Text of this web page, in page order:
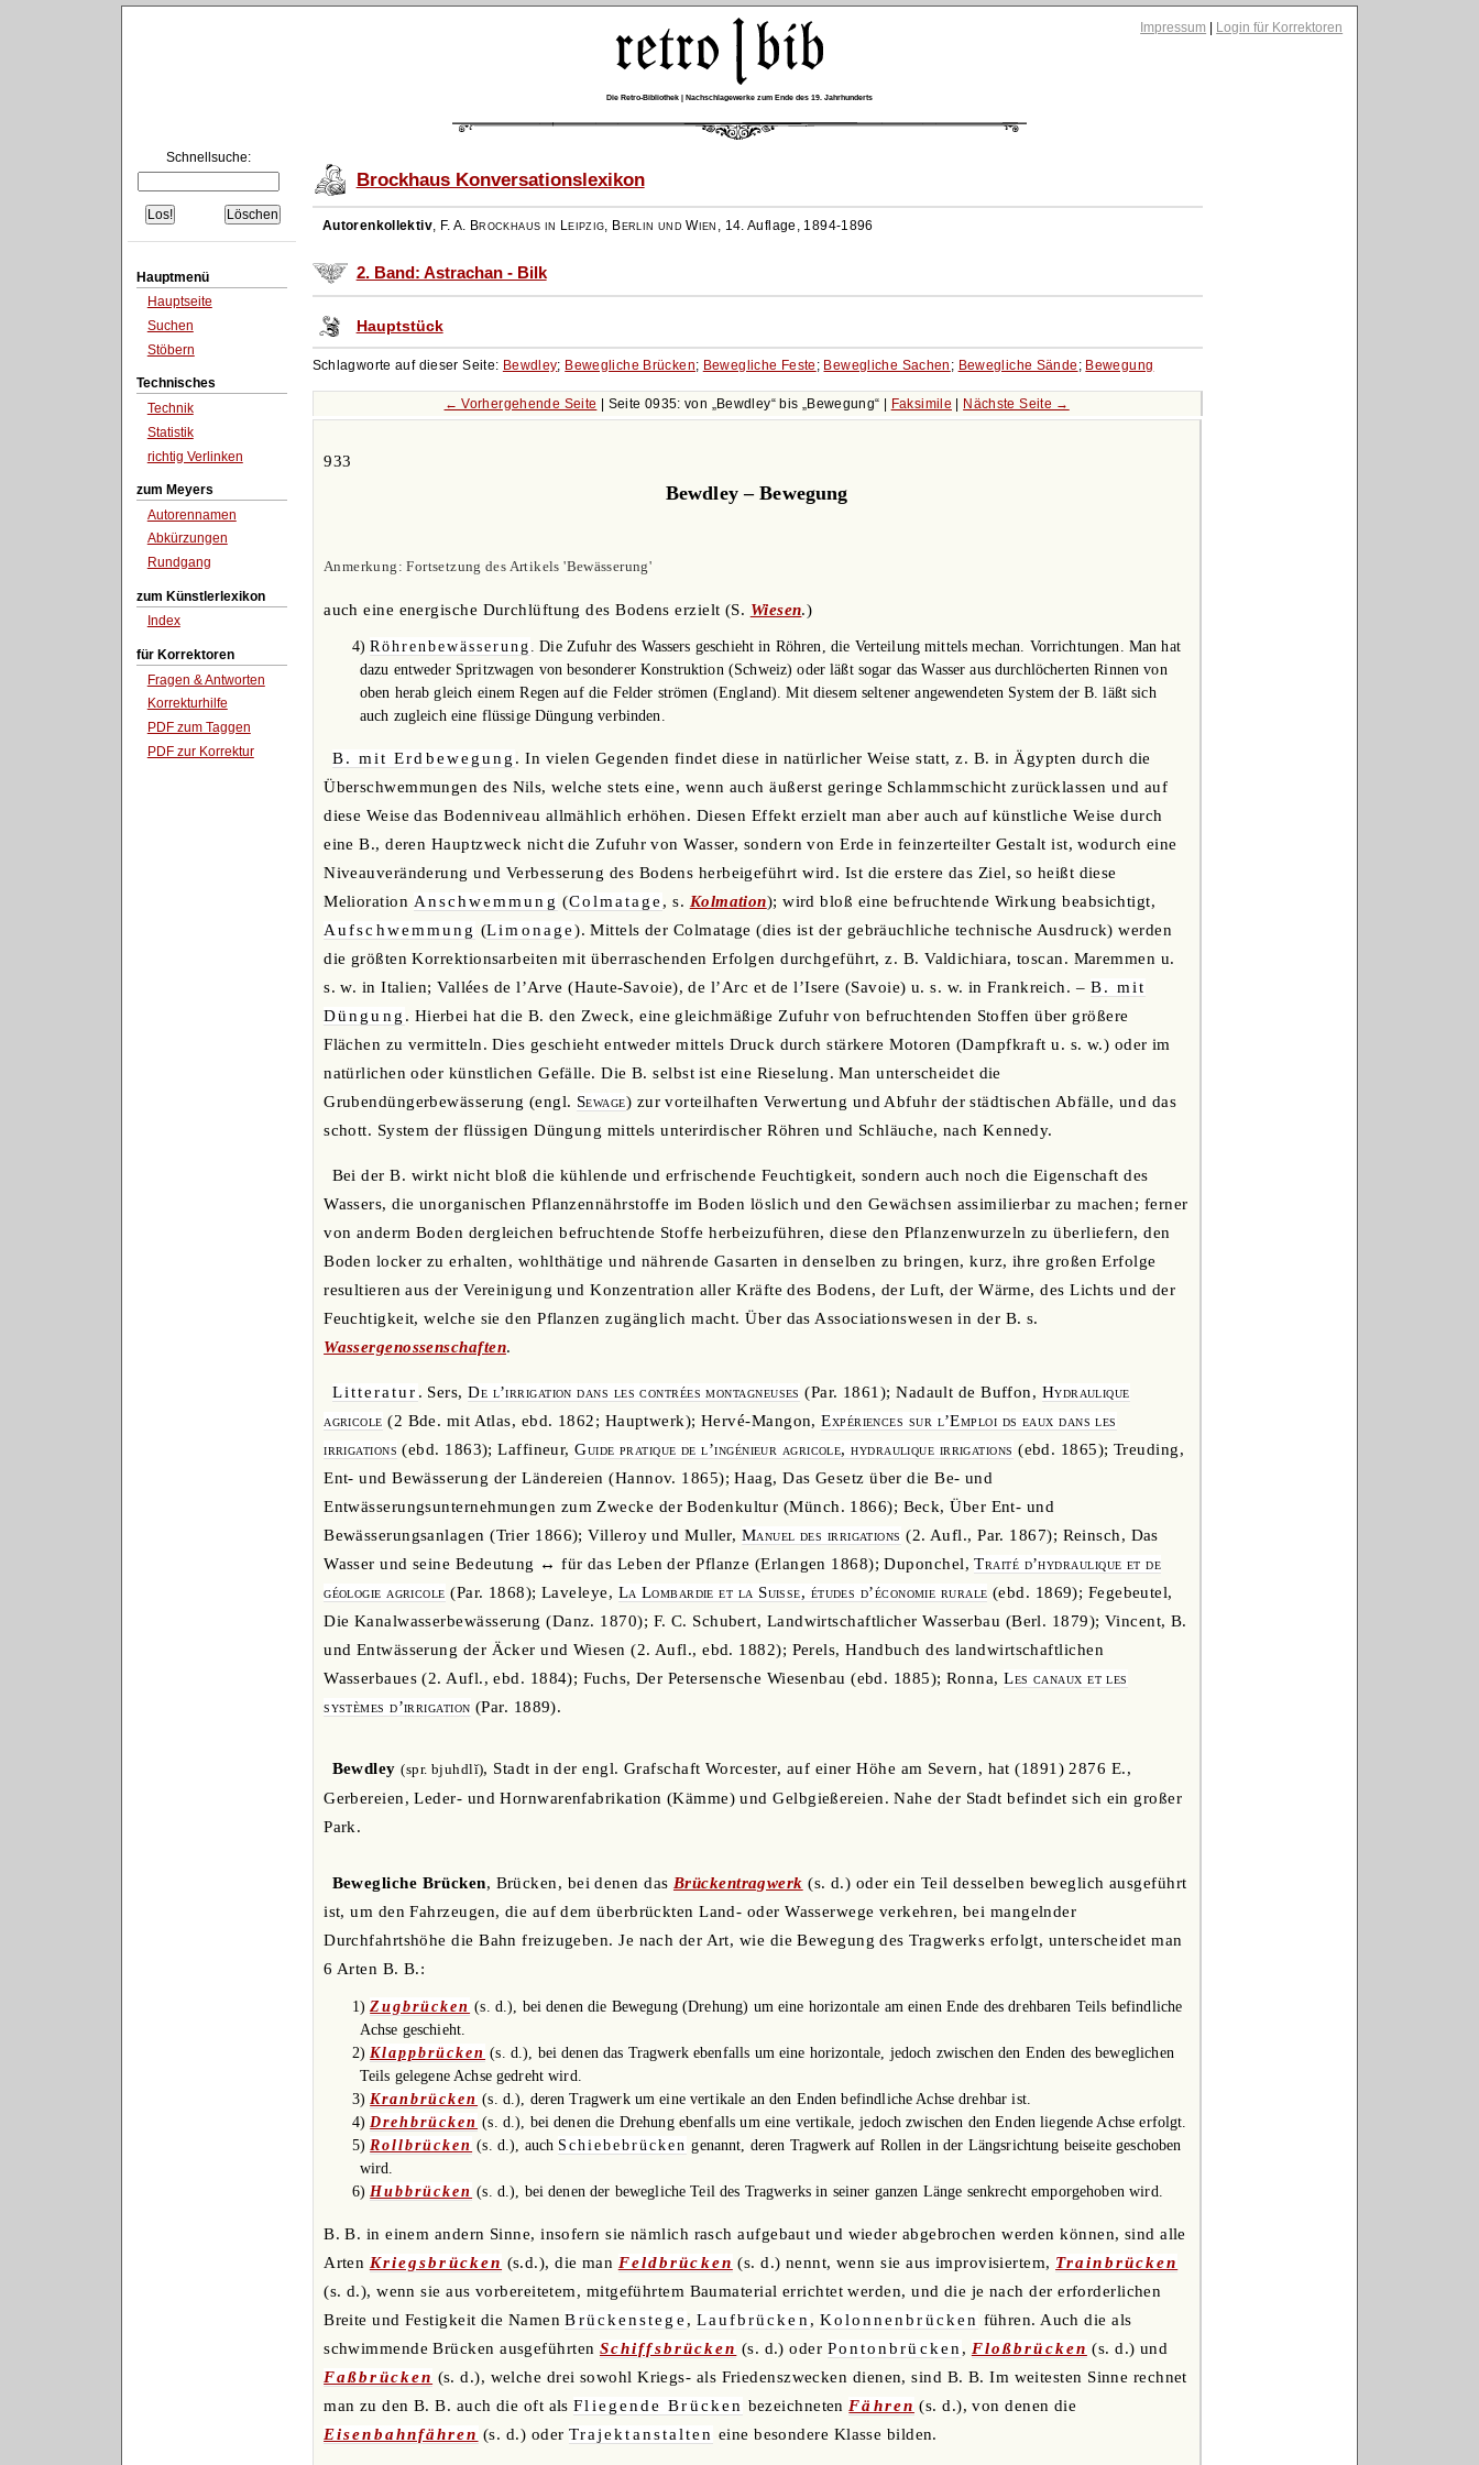
Impressum Login für Korrektoren
Die Retro-Bibliothek | Nachschlagewerke zum Ende des 19. Jahrhunderts
Schnellsuche:
Hauptmenü
Hauptseite
Suchen
Stöbern
Technisches
Technik
Statistik
richtig Verlinken
zum Meyers
Autorennamen
Abkürzungen
Rundgang
zum Künstlerlexikon
Index
für Korrektoren
Fragen & Antworten
Korrekturhilfe
PDF zum Taggen
PDF zur Korrektur
Brockhaus Konversationslexikon
Autorenkollektiv, F. A. Brockhaus in Leipzig, Berlin und Wien , 14. Auflage, 1894-1896
2. Band: Astrachan - Bilk
Hauptstück
Schlagworte auf dieser Seite: Bewdley; Bewegliche Brücken; Bewegliche Feste ; Bewegliche Sachen ; Bewegliche Sände ; Bewegung
← Vorhergehende Seite | Seite 0935: von Bewdley bis Bewegung Faksimile Nächste Seite →
933
Bewdley – Bewegung
Anmerkung: Fortsetzung des Artikels 'Bewässerung'
auch eine energische Durchlüftung des Bodens erzielt (S. Wiesen.)
4)Röhrenbewässerung
. Die Zufuhr des Wassers geschieht in Röhren, die Verteilung mittels mechan. Vorrichtungen. Man hat
dazu entweder Spritzwagen von besonderer Konstruktion (Schweiz) oder läßt sogar das Wasser aus durchlöcherten Rinnen von
oben herab gleich einem Regen auf die Felder strömen (England). Mit diesem seltener angewendeten System der B. läßt sich
auch zugleich eine flüssige Düngung verbinden.
B. mit Erdbewegung . In vielen Gegenden findet diese in natürlicher Weise statt, z. B. in Ägypten durch die
Überschwemmungen des Nils, welche stets eine, wenn auch äußerst geringe Schlammschicht zurücklassen und auf
diese Weise das Bodenniveau allmählich erhöhen. Diesen Effekt erzielt man aber auch auf künstliche Weise durch
eine B., deren Hauptzweck nicht die Zufuhr von Wasser, sondern von Erde in feinzerteilter Gestalt ist, wodurch eine
Niveauveränderung und Verbesserung des Bodens herbeigeführt wird. Ist die erstere das Ziel, so heißt diese
Melioration Anschwemmung (Colmatage , s. Kolmation); wird bloß eine befruchtende Wirkung beabsichtigt,
Aufschwemmung (Limonage). Mittels der Colmatage (dies ist der gebräuchliche technische Ausdruck) werden
die größten Korrektionsarbeiten mit überraschenden Erfolgen durchgeführt, z. B. Valdichiara, toscan. Maremmen u.
s. w. in Italien; Vallées de l’Arve (Haute-Savoie), de l’Arc et de l’Isere (Savoie) u. s. w. in Frankreich. – B. mit
Düngung . Hierbei hat die B. den Zweck, eine gleichmäßige Zufuhr von befruchtenden Stoffen über größere
Flächen zu vermitteln. Dies geschieht entweder mittels Druck durch stärkere Motoren (Dampfkraft u. s. w.) oder im
natürlichen oder künstlichen Gefälle. Die B. selbst ist eine Rieselung. Man unterscheidet die
Grubendüngerbewässerung (engl. Sewage) zur vorteilhaften Verwertung und Abfuhr der städtischen Abfälle, und das
schott. System der flüssigen Düngung mittels unterirdischer Röhren und Schläuche, nach Kennedy.
Bei der B. wirkt nicht bloß die kühlende und erfrischende Feuchtigkeit, sondern auch noch die Eigenschaft des
Wassers, die unorganischen Pflanzennährstoffe im Boden löslich und den Gewächsen assimilierbar zu machen; ferner
von anderm Boden dergleichen befruchtende Stoffe herbeizuführen, diese den Pflanzenwurzeln zu überliefern, den
Boden locker zu erhalten, wohlthätige und nährende Gasarten in denselben zu bringen, kurz, ihre großen Erfolge
resultieren aus der Vereinigung und Konzentration aller Kräfte des Bodens, der Luft, der Wärme, des Lichts und der
Feuchtigkeit, welche sie den Pflanzen zugänglich macht. Über das Associationswesen in der B. s.
Wassergenossenschaften.
Litteratur . Sers,De l’irrigation dans les contrées montagneuses (Par. 1861); Nadault de Buffon, Hydraulique
agricole (2 Bde. mit Atlas, ebd. 1862; Hauptwerk); Hervé-Mangon,Expériences sur l’Emploi ds eaux dans les
irrigations (ebd. 1863); Laffineur,Guide pratique de l’ingénieur agricole, hydraulique irrigations (ebd. 1865); Treuding,
Ent- und Bewässerung der Ländereien (Hannov. 1865); Haag, Das Gesetz über die Be- und
Entwässerungsunternehmungen zum Zwecke der Bodenkultur (Münch. 1866); Beck, Über Ent- und
Bewässerungsanlagen (Trier 1866); Villeroy und Muller, Manuel des irrigations (2. Aufl., Par. 1867); Reinsch, Das
Wasser und seine Bedeutung ↔ für das Leben der Pflanze (Erlangen 1868); Duponchel,Traité d’hydraulique et de
géologie agricole (Par. 1868); Laveleye, La Lombardie et la Suisse, études d’économie rurale (ebd. 1869); Fegebeutel,
Die Kanalwasserbewässerung (Danz. 1870); F. C. Schubert, Landwirtschaftlicher Wasserbau (Berl. 1879); Vincent, B.
und Entwässerung der Äcker und Wiesen (2. Aufl., ebd. 1882); Perels, Handbuch des landwirtschaftlichen
Wasserbaues (2. Aufl., ebd. 1884); Fuchs, Der Petersensche Wiesenbau (ebd. 1885); Ronna,Les canaux et les
systèmes d’irrigation (Par. 1889).
Bewdley (spr. bjuhdlĭ), Stadt in der engl. Grafschaft Worcester, auf einer Höhe am Severn, hat (1891) 2876 E.,
Gerbereien, Leder- und Hornwarenfabrikation (Kämme) und Gelbgießereien. Nahe der Stadt befindet sich ein großer
Park.
Bewegliche Brücken, Brücken, bei denen das Brückentragwerk (s. d.) oder ein Teil desselben beweglich ausgeführt
ist, um den Fahrzeugen, die auf dem überbrückten Land- oder Wasserwege verkehren, bei mangelnder
Durchfahrtshöhe die Bahn freizugeben. Je nach der Art, wie die Bewegung des Tragwerks erfolgt, unterscheidet man
6 Arten B. B.:
1)Zugbrücken (s. d.), bei denen die Bewegung (Drehung) um eine horizontale am einen Ende des drehbaren Teils befindliche
Achse geschieht.
2) Klappbrücken (s. d.), bei denen das Tragwerk ebenfalls um eine horizontale, jedoch zwischen den Enden des beweglichen
Teils gelegene Achse gedreht wird.
3) Kranbrücken (s. d.), deren Tragwerk um eine vertikale an den Enden befindliche Achse drehbar ist.
4) Drehbrücken (s. d.), bei denen die Drehung ebenfalls um eine vertikale, jedoch zwischen den Enden liegende Achse erfolgt.
5) Rollbrücken (s. d.), auch Schiebebrücken genannt, deren Tragwerk auf Rollen in der Längsrichtung beiseite geschoben
wird.
6) Hubbrücken (s. d.), bei denen der bewegliche Teil des Tragwerks in seiner ganzen Länge senkrecht emporgehoben wird.
B. B. in einem andern Sinne, insofern sie nämlich rasch aufgebaut und wieder abgebrochen werden können, sind alle
Arten Kriegsbrücken (s.d.), die man Feldbrücken (s. d.) nennt, wenn sie aus improvisiertem, Trainbrücken
(s. d.), wenn sie aus vorbereitetem, mitgeführtem Baumaterial errichtet werden, und die je nach der erforderlichen
Breite und Festigkeit die NamenBrückenstege , Laufbrücken , Kolonnenbrücken führen. Auch die als
schwimmende Brücken ausgeführten Schiffsbrücken (s. d.) oder Pontonbrücken , Floßbrücken (s. d.) und
Faßbrücken (s. d.), welche drei sowohl Kriegs- als Friedenszwecken dienen, sind B. B. Im weitesten Sinne rechnet
man zu den B. B. auch die oft alsFliegende Brücken bezeichneten Fähren (s. d.), von denen die
Eisenbahnfähren (s. d.) oder Trajektanstalten eine besondere Klasse bilden.